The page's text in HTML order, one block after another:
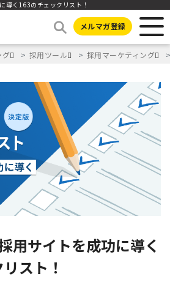
導く163のチェックリスト！
メルマガ登録
採用ツール 採用マーケティング
用サイトを成功に導く
スト！